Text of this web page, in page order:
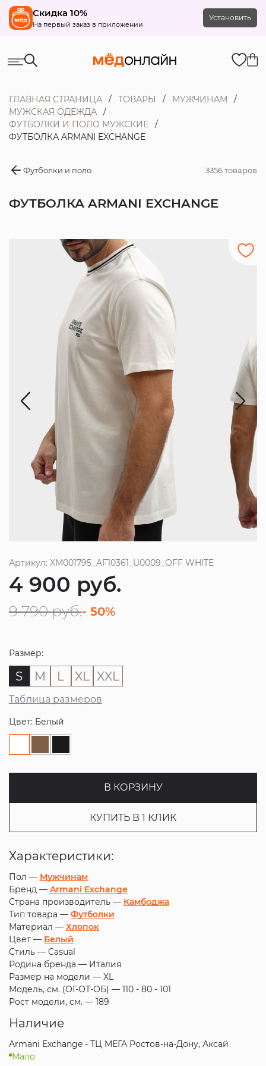
Скидка 10%
На первый заказ в приложении
Установить
ГЛАВНАЯ СТРАНИЦА ТОВАРЫ
МУЖЧИНАМ
МУЖСКАЯ ОДЕЖДА
ФУТБОЛКИ И ПОЛО МУЖСКИЕ
ФУТБОЛКА ARMANI EXCHANGE
Футболки и поло 3356 товаров
ФУТБОЛКА ARMANI EXCHANGE
Артикул: XM001795_AF10361_U0009_OFF WHITE
4 900 руб.
9 790 руб.- 50%
Размер:
S M L XL XXL
Таблица размеров
Цвет: Белый
В КОРЗИНУ
КУПИТЬ В 1 КЛИК
Характеристики:
Пол — Мужчинам
Бренд — Armani Exchange
Страна производитель — Камбоджа
Тип товара — Футболки
Материал — Хлопок
Цвет — Белый
Стиль — Casual
Родина бренда — Италия
Размер на модели — XL
Модель, см. (ОГ-ОТ-ОБ) — 110 - 80 - 101
Рост модели, см. — 189
Наличие
Armani Exchange - ТЦ МЕГА Ростов-на-Дону, Аксай
Мало